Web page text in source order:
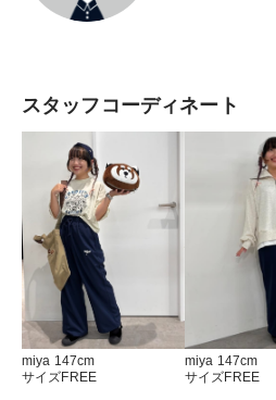
ったこともあり
スタッフコーディネート
miya 147cm
サイズFREE
miya 147cm
サイズFREE